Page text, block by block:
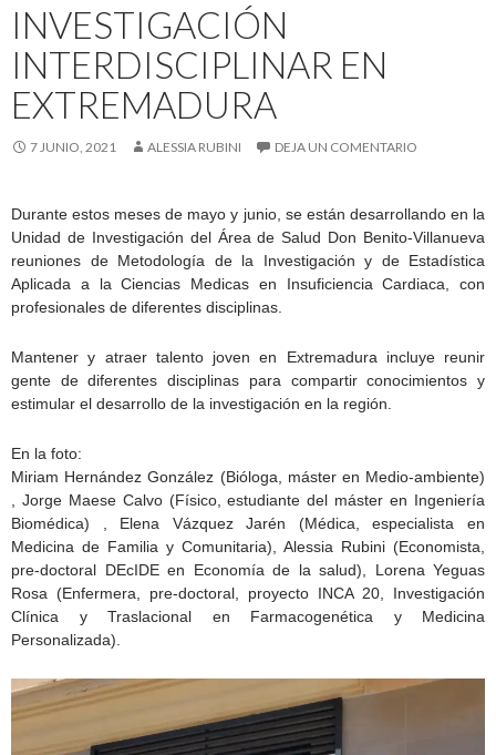
INVESTIGACIÓN
INTERDISCIPLINAR EN
EXTREMADURA
7 JUNIO, 2021 ALESSIA RUBINI DEJA UN COMENTARIO
Durante estos meses de mayo y junio, se están desarrollando en la
Unidad de Investigación del Área de Salud Don Benito-Villanueva
reuniones de Metodología de la Investigación y de Estadística
Aplicada a la Ciencias Medicas en Insuficiencia Cardiaca, con
profesionales de diferentes disciplinas.
Mantener y atraer talento joven en Extremadura incluye reunir
gente de diferentes disciplinas para compartir conocimientos y
estimular el desarrollo de la investigación en la región.
En la foto:
Miriam Hernández González (Bióloga, máster en Medio-ambiente)
, Jorge Maese Calvo (Físico, estudiante del máster en Ingeniería
Biomédica) , Elena Vázquez Jarén (Médica, especialista en
Medicina de Familia y Comunitaria), Alessia Rubini (Economista,
pre-doctoral DEcIDE en Economía de la salud), Lorena Yeguas
Rosa (Enfermera, pre-doctoral, proyecto INCA 20, Investigación
Clínica y Traslacional en Farmacogenética y Medicina
Personalizada).